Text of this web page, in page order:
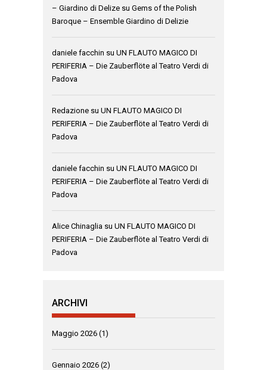
– Giardino di Delize su Gems of the Polish
Baroque – Ensemble Giardino di Delizie
daniele facchin su UN FLAUTO MAGICO DI
PERIFERIA – Die Zauberflöte al Teatro Verdi di
Padova
Redazione su UN FLAUTO MAGICO DI
PERIFERIA – Die Zauberflöte al Teatro Verdi di
Padova
daniele facchin su UN FLAUTO MAGICO DI
PERIFERIA – Die Zauberflöte al Teatro Verdi di
Padova
Alice Chinaglia su UN FLAUTO MAGICO DI
PERIFERIA – Die Zauberflöte al Teatro Verdi di
Padova
ARCHIVI
Maggio 2026 (1)
Gennaio 2026 (2)